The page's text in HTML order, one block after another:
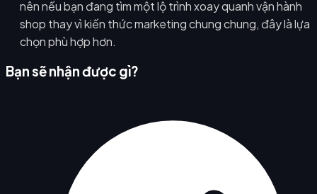
nên nếu bạn đang tìm một lộ trình xoay quanh vận hành
shop thay vì kiến thức marketing chung chung, đây là lựa
chọn phù hợp hơn.
Bạn sẽ nhận được gì?